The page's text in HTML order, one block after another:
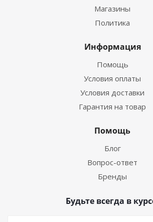
Магазины
Политика
Информация
Помощь
Условия оплаты
Условия доставки
Гарантия на товар
Помощь
Блог
Вопрос-ответ
Бренды
Будьте всегда в